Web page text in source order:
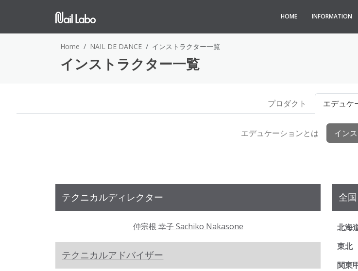
HOME INFORMATION
Home NAIL DE DANCE インストラクター一覧
インストラクター一覧
プロダクト エデュケ
エデュケーションとは イン
テクニカルディレクター
仲宗根 幸子 Sachiko Nakasone
テクニカルアドバイザー
全
北海
東北
関東